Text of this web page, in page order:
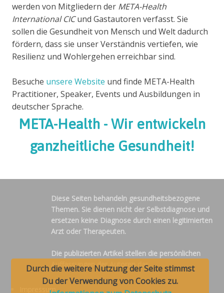
werden von Mitgliedern der META-Health
International CICund Gastautoren verfasst. Sie
sollen die Gesundheit von Mensch und Welt dadurch
fördern, dass sie unser Verständnis vertiefen, wie
Resilienz und Wohlergehen erreichbar sind.
Besuche unsere Website und finde META-Health
Practitioner, Speaker, Events und Ausbildungen in
deutscher Sprache.
META-Health - Wir entwickeln
ganzheitliche Gesundheit!
Diese Seiten behandeln gesundheitsbezogene
Themen. Sie dienen nicht der Selbstdiagnose und
ersetzen keine Diagnose durch einen legitimierten
Arzt oder Therapeuten.
Die publizierten Artikel stellen die persönlichen
Auffassungen der Autoren dar.
Impressum
Durch die weitere Nutzung der Seite stimmst
Du der Verwendung von Cookies zu.